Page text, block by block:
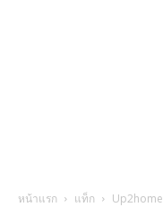
หน้าแรก แท็ก Up2home